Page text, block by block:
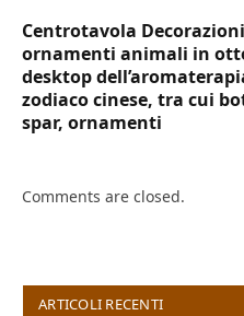
Centrotavola
ornamenti animali in
desktop
zodiaco cinese, tra cui
spar, ornamenti
Comments are closed.
ARTICOLI RECENTI